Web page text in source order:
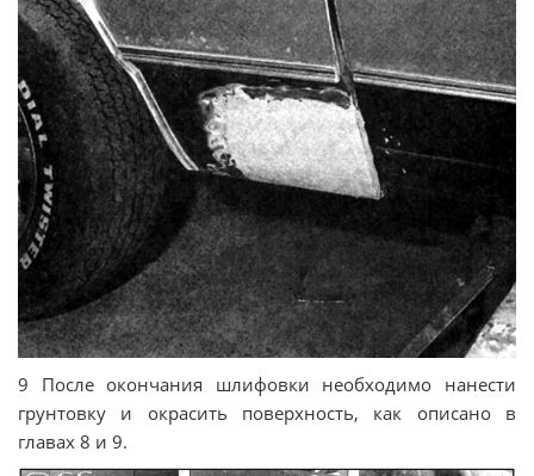
9 После окончания шлифовки необходимо нанести
грунтовку и окрасить поверхность, как описано в
главах 8 и 9.